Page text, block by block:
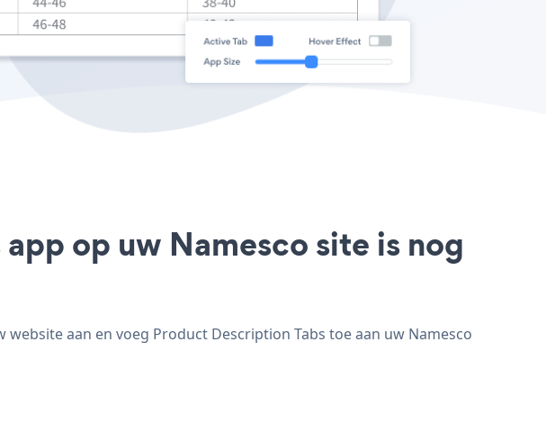
op uw Namesco site is nog
aan en voeg Product Description Tabs toe aan uw Namesco